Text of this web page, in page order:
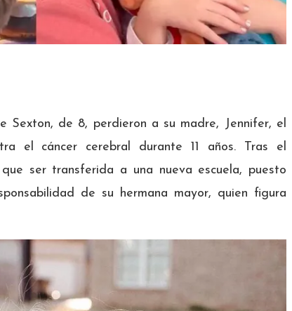
Sexton, de 8, perdieron a su madre, Jennifer, el
el cáncer cerebral durante 11 años. Tras el
ser transferida a una nueva escuela, puesto
de su hermana mayor, quien figura